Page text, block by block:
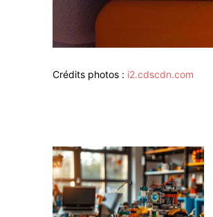
Crédits photos : i2.cdscdn.com